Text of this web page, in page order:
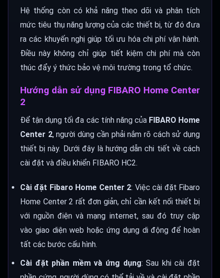
Hệ thống còn có khả năng theo dõi và phân tích
mức tiêu thụ năng lượng của các thiết bị, từ đó đưa
ra các khuyến nghị giúp tối ưu hóa chi phí vận hành.
Điều này không chỉ giúp tiết kiệm chi phí mà còn
thúc đẩy ý thức bảo vệ môi trường trong tổ chức.
Hướng dẫn sử dụng FIBARO Home Center
2
Để tận dụng tối đa các tính năng của FIBARO Home
Center 2, người dùng cần phải nắm rõ cách sử dụng
thiết bị này. Dưới đây là hướng dẫn chi tiết về cách
cài đặt và điều khiển FIBARO HC2.
Cài đặt Fibaro Home Center 2: Việc cài đặt Fibaro
Home Center 2 rất đơn giản, chỉ cần kết nối thiết bị
với nguồn điện và mạng internet, sau đó truy cập
vào giao diện web hoặc ứng dụng di động để hoàn
tất các bước cấu hình.
Cài đặt phần mềm và ứng dụng: Sau khi cài đặt